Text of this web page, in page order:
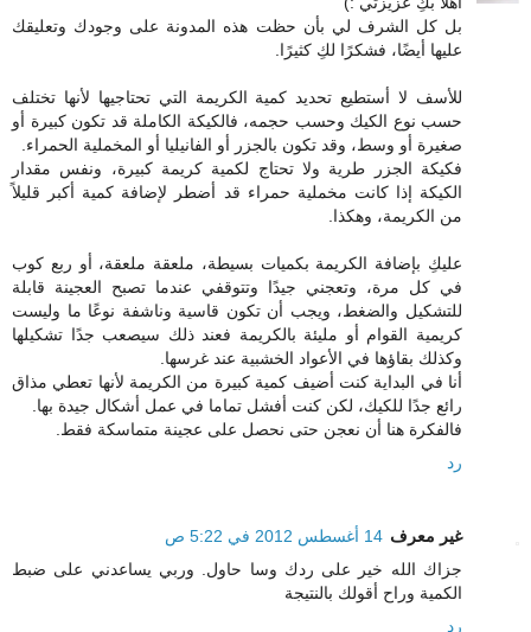
بل كل الشرف لي بأن حظت هذه المدونة على وجودك وتعليقك
عليها أيضًا، فشكرًا لكِ كثيرًا.
للأسف لا أستطيع تحديد كمية الكريمة التي تحتاجيها لأنها تختلف
حسب نوع الكيك وحسب حجمه، فالكيكة الكاملة قد تكون كبيرة أو
صغيرة أو وسط، وقد تكون بالجزر أو الفانيليا أو المخملية الحمراء.
فكيكة الجزر طرية ولا تحتاج لكمية كريمة كبيرة، ونفس مقدار
الكيكة إذا كانت مخملية حمراء قد أضطر لإضافة كمية أكبر قليلاً
من الكريمة، وهكذا.
عليكِ بإضافة الكريمة بكميات بسيطة، ملعقة ملعقة، أو ربع كوب
في كل مرة، وتعجني جيدًا وتتوقفي عندما تصبح العجينة قابلة
للتشكيل والضغط، ويجب أن تكون قاسية وناشفة نوعًا ما وليست
كريمية القوام أو مليئة بالكريمة فعند ذلك سيصعب جدًا تشكيلها
وكذلك بقاؤها في الأعواد الخشبية عند غرسها.
أنا في البداية كنت أضيف كمية كبيرة من الكريمة لأنها تعطي مذاق
رائع جدًا للكيك، لكن كنت أفشل تماما في عمل أشكال جيدة بها.
فالفكرة هنا أن نعجن حتى نحصل على عجينة متماسكة فقط.
رد
غير معرف 14 أغسطس 2012 في 5:22 ص
جزاك الله خير على ردك وسا حاول. وربي يساعدني على ضبط
الكمية وراح أقولك بالنتيجة
رد